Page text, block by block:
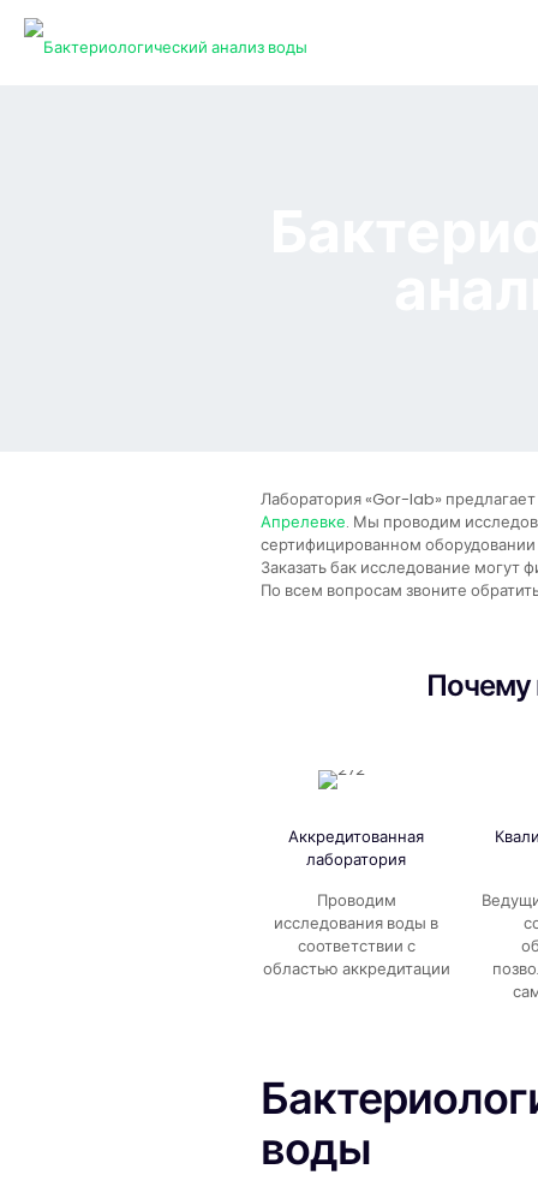
Лаборатория «Gor-lab»
Апрелевке. Мы проводим
сертифицированном оборудовании
Заказать бак исследование
По всем вопросам звоните
Почему
Аккредитованная
лаборатория
Проводим
исследования воды в
соответствии с
областью аккредитации
воды